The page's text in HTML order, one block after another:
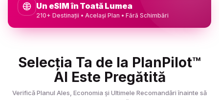
Un eSIM în Toată Lumea
210+ Destinații • Același Plan • Fără Schimbări
Selecția Ta de la PlanPilot™
AI Este Pregătită
Verifică Planul Ales, Economia și Ultimele Recomandări înainte să